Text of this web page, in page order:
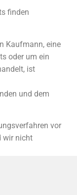
finden
Kaufmann, eine
oder um ein
ist
und dem
vor
wir nicht